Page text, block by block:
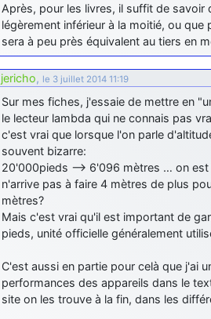
Après, pour les livres, il suffit de savoir
légèrement inférieur à la moitié, ou que
sera à peu près équivalent au tiers en
jericho, le 3 juillet 2014 11:19
Sur mes fiches, j'essaie de mettre en
le lecteur lambda qui ne connais pas
c'est vrai que lorsque l'on parle
souvent bizarre:
20'000pieds –> 6'096 mètres … on est
n'arrive pas à faire 4 mètres de plus
mètres?
Mais c'est vrai qu'il est important de
pieds, unité officielle généralement
C'est aussi en partie pour celà que j'ai
performances des appareils dans le
site on les trouve à la fin, dans les